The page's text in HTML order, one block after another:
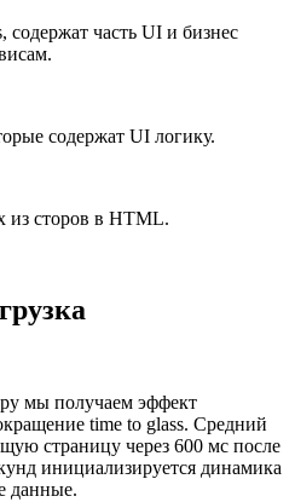
содержат часть UI и бизнес
содержат UI логику.
из сторов в HTML.
мы получаем эффект
time to glass. Средний
страницу через 600 мс после
инициализируется динамика
данные.